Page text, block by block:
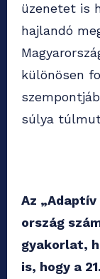
üzenetet is
hajlandó
különösen
súlya
Az
ország
gyakorlat,
is, hogy a